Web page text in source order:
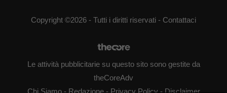
Copyright ©2026 - Tutti i diritti riservati - Contattaci
Le attività pubblicitarie su questo sito sono gestite da
theCoreAdv
Chi Siamo- Redazione- Privacy Policy- Disclaimer